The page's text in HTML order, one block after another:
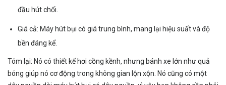
đầu hút chổi.
Giá cả: Máy hút bụi có giá trung bình, mang lại hiệu suất và độ
bền đáng kể.
Tóm lại: Nó có thiết kế hơi cồng kềnh, nhưng bánh xe lớn như quả
bóng giúp nó cơ động trong không gian lộn xộn. Nó cũng có một